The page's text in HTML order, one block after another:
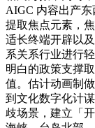
AIGC 内容出产
提取焦点元素，
适长终端开辟以
系关系行业进行
明白的政策支撑
值。估计动画制
到文化数字化计
歧场景，建立「